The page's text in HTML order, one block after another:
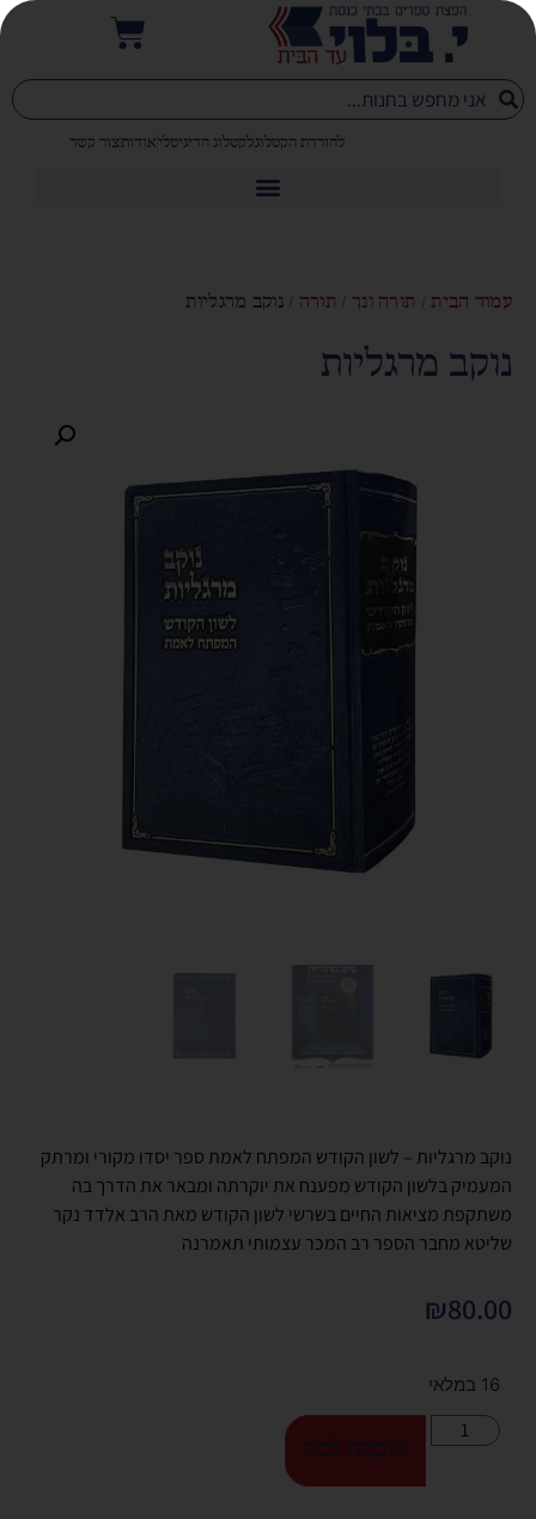
להורדת הקטלוגלקטלוג הדיגיטליאודותצור קשר
עמוד הבית/ תורה ונך / תורה / נוקב מרגליות
נוקב מרגליות
נוקב מרגליות – לשון הקודש המפתח לאמת ספר יסדו מקורי ומרתק
המעמיק בלשון הקודש מפענח את יוקרתה ומבאר את הדרך בה
משתקפת מציאות החיים בשרשי לשון הקודש מאת הרב אלדד נקר
שליטא מחבר הספר רב המכר עצמותי תאמרנה
₪80.00
16 במלאי
הוספה לסל